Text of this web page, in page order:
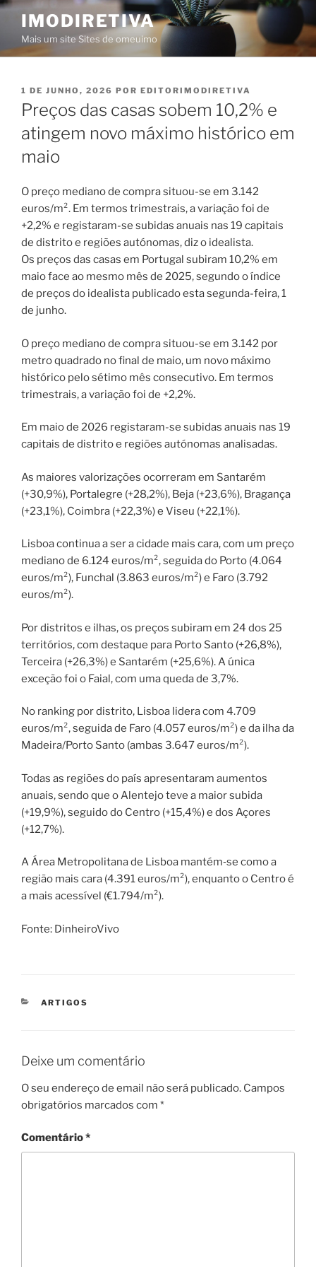
Saltar
conteúdo
IMODIRETIVA
Mais um site Sites de omeuimo
PUBLICADO
EM
1 DE JUNHO, 2026 POR EDITORIMODIRETIVA
Preços das casas sobem 10,2% e
atingem novo máximo histórico em
maio
O preço mediano de compra situou-se em 3.142
euros/m². Em termos trimestrais, a variação foi de
+2,2% e registaram-se subidas anuais nas 19 capitais
de distrito e regiões autónomas, diz o idealista.
Os preços das casas em Portugal subiram 10,2% em
maio face ao mesmo mês de 2025, segundo o índice
de preços do idealista publicado esta segunda-feira, 1
de junho.
O preço mediano de compra situou-se em 3.142 por
metro quadrado no final de maio, um novo máximo
histórico pelo sétimo mês consecutivo. Em termos
trimestrais, a variação foi de +2,2%.
Em maio de 2026 registaram-se subidas anuais nas 19
capitais de distrito e regiões autónomas analisadas.
As maiores valorizações ocorreram em Santarém
(+30,9%), Portalegre (+28,2%), Beja (+23,6%), Bragança
(+23,1%), Coimbra (+22,3%) e Viseu (+22,1%).
Lisboa continua a ser a cidade mais cara, com um preço
mediano de 6.124 euros/m², seguida do Porto (4.064
euros/m²), Funchal (3.863 euros/m²) e Faro (3.792
euros/m²).
Por distritos e ilhas, os preços subiram em 24 dos 25
territórios, com destaque para Porto Santo (+26,8%),
Terceira (+26,3%) e Santarém (+25,6%). A única
exceção foi o Faial, com uma queda de 3,7%.
No ranking por distrito, Lisboa lidera com 4.709
euros/m², seguida de Faro (4.057 euros/m²) e da ilha da
Madeira/Porto Santo (ambas 3.647 euros/m²).
Todas as regiões do país apresentaram aumentos
anuais, sendo que o Alentejo teve a maior subida
(+19,9%), seguido do Centro (+15,4%) e dos Açores
(+12,7%).
A Área Metropolitana de Lisboa mantém‑se como a
região mais cara (4.391 euros/m²), enquanto o Centro é
a mais acessível (€1.794/m²).
Fonte: DinheiroVivo
CATEGORIAS
ARTIGOS
Deixe um comentário
O seu endereço de email não será publicado. Campos
obrigatórios marcados com *
Comentário*